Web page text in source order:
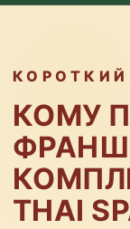
КОРОТКИЙ
КОМУ
THAI